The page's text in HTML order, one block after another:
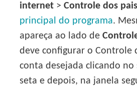
internet >Controle dos pais
principal do programa.
apareça ao lado de
deve configurar o Controle
conta desejada clicando
seta e depois, na janela